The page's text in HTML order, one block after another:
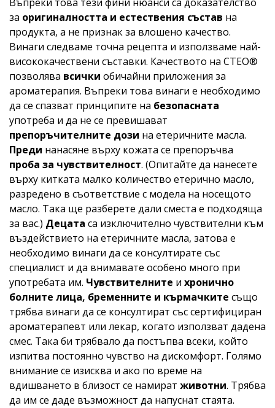
за оригиналността и естествения състав на
продукта, а не признак за влошено качество.
Винаги следваме точна рецепта и използваме най-
висококачествени съставки. Качеството на CTEO®
позволява всички обичайни приложения за
ароматерапия. Въпреки това винаги е необходимо
да се спазват принципите на безопасната
употреба и да не се превишават
препоръчителните дози на етеричните масла.
Преди нанасяне върху кожата се препоръчва
проба за чувствителност. (Опитайте да нанесете
върху китката малко количество етерично масло,
разредено в съответствие с модела на носещото
масло. Така ще разберете дали сместа е подходяща
за вас.) Децата са изключително чувствителни към
въздействието на етеричните масла, затова е
необходимо винаги да се консултирате със
специалист и да внимавате особено много при
употребата им. Чувствителните и хронично
болните лица, бременните и кърмачките също
трябва винаги да се консултират със сертифициран
ароматерапевт или лекар, когато използват дадена
смес. Така би трябвало да постъпва всеки, който
изпитва постоянно чувство на дискомфорт. Голямо
внимание се изисква и ако по време на
вдишването в близост се намират животни. Трябва
да им се даде възможност да напуснат стаята.